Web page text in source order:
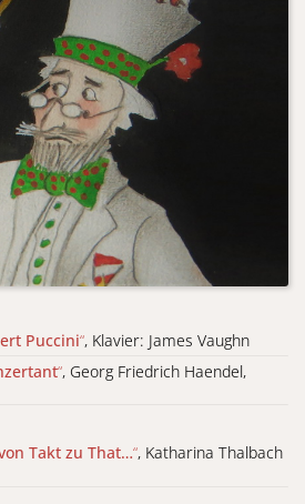
Puccini“, Klavier: James Vaughn
“, Georg Friedrich Haendel,
Takt zu That…“, Katharina Thalbach